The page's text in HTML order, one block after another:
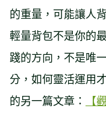
的重量，可能讓人
輕量背包不是你的
踐的方向，不是唯
分，如何靈活運用
的另一篇文章：
【